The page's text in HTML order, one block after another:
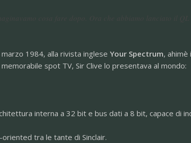
marzo 1984, alla rivista inglese Your Spectrum,
spot TV, Sir Clive lo presentava al mondo:
interna a 32 bit e bus dati a 8 bit, capace di
tra le tante di Sinclair.